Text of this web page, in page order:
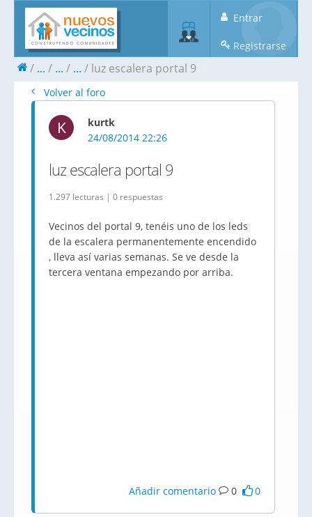
Entrar
Registrarse
... ... ... luz escalera portal 9
Volver al foro
K
kurtk
24/08/2014 22:26
luz escalera portal 9
1.297 lecturas | 0 respuestas
Vecinos del portal 9, tenéis uno de los leds
de la escalera permanentemente encendido
, lleva así varias semanas. Se ve desde la
tercera ventana empezando por arriba.
Añadir comentario 0 0